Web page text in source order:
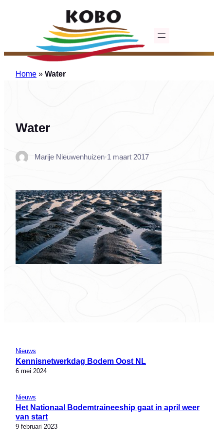
Home » Water
Water
Marije Nieuwenhuizen·1 maart 2017
Nieuws
Kennisnetwerkdag Bodem Oost NL
6 mei 2024
Nieuws
Het Nationaal Bodemtraineeship gaat in april weer
van start
9 februari 2023